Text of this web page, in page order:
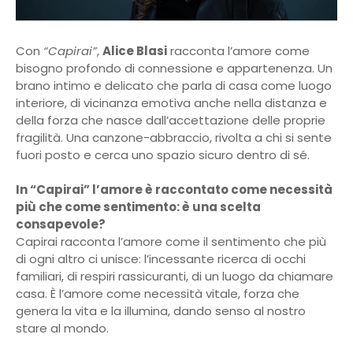
Con “Capirai”,Alice Blasiracconta l’amore come
bisogno profondo di connessione e appartenenza. Un
brano intimo e delicato che parla di casa come luogo
interiore, di vicinanza emotiva anche nella distanza e
della forza che nasce dall’accettazione delle proprie
fragilità. Una canzone-abbraccio, rivolta a chi si sente
fuori posto e cerca uno spazio sicuro dentro di sé.
In “Capirai” l’amore è raccontato come necessità
più che come sentimento: è una scelta
consapevole?
Capirai racconta l’amore come il sentimento che più
di ogni altro ci unisce: l’incessante ricerca di occhi
familiari, di respiri rassicuranti, di un luogo da chiamare
casa. È l’amore come necessità vitale, forza che
genera la vita e la illumina, dando senso al nostro
stare al mondo.